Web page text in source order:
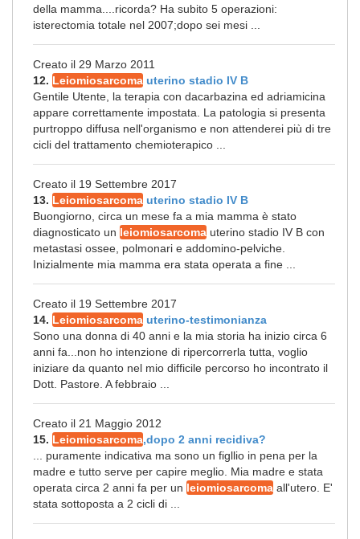
della mamma....ricorda? Ha subito 5 operazioni:
isterectomia totale nel 2007;dopo sei mesi ...
Creato il 29 Marzo 2011
12. Leiomiosarcoma uterino stadio IV B
Gentile Utente, la terapia con dacarbazina ed adriamicina
appare correttamente impostata. La patologia si presenta
purtroppo diffusa nell'organismo e non attenderei più di tre
cicli del trattamento chemioterapico ...
Creato il 19 Settembre 2017
13. Leiomiosarcoma uterino stadio IV B
Buongiorno, circa un mese fa a mia mamma è stato
diagnosticato un leiomiosarcoma uterino stadio IV B con
metastasi ossee, polmonari e addomino-pelviche.
Inizialmente mia mamma era stata operata a fine ...
Creato il 19 Settembre 2017
14. Leiomiosarcoma uterino-testimonianza
Sono una donna di 40 anni e la mia storia ha inizio circa 6
anni fa...non ho intenzione di ripercorrerla tutta, voglio
iniziare da quanto nel mio difficile percorso ho incontrato il
Dott. Pastore. A febbraio ...
Creato il 21 Maggio 2012
15. Leiomiosarcoma,dopo 2 anni recidiva?
... puramente indicativa ma sono un figllio in pena per la
madre e tutto serve per capire meglio. Mia madre e stata
operata circa 2 anni fa per un leiomiosarcoma all'utero. E'
stata sottoposta a 2 cicli di ...